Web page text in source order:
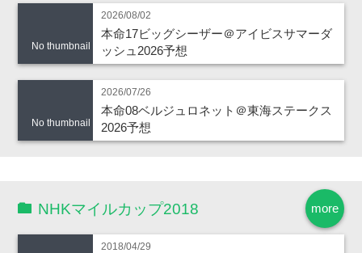
No thumbnail
2026/08/02
本命17ビッグシーザー＠アイビスサマーダ
ッシュ2026予想
No thumbnail
2026/07/26
本命08ベルジュロネット＠東海ステークス
2026予想
more
NHKマイルカップ2018
2018/04/29